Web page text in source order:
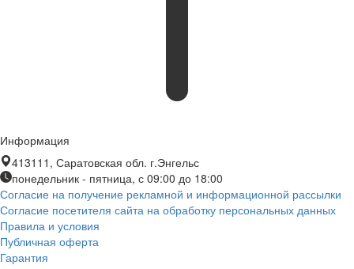
Информация
413111, Саратовская обл. г.Энгельс
понедельник - пятница, с 09:00 до 18:00
Согласие на получение рекламной и информационной рассылки
Согласие посетителя сайта на обработку персональных данных
Правила и условия
Публичная оферта
Гарантия